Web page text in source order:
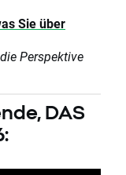
Sie über
Perspektive
DAS